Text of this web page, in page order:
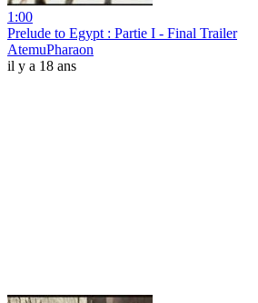
1:00
Prelude to Egypt : Partie I - Final Trailer
AtemuPharaon
il y a 18 ans